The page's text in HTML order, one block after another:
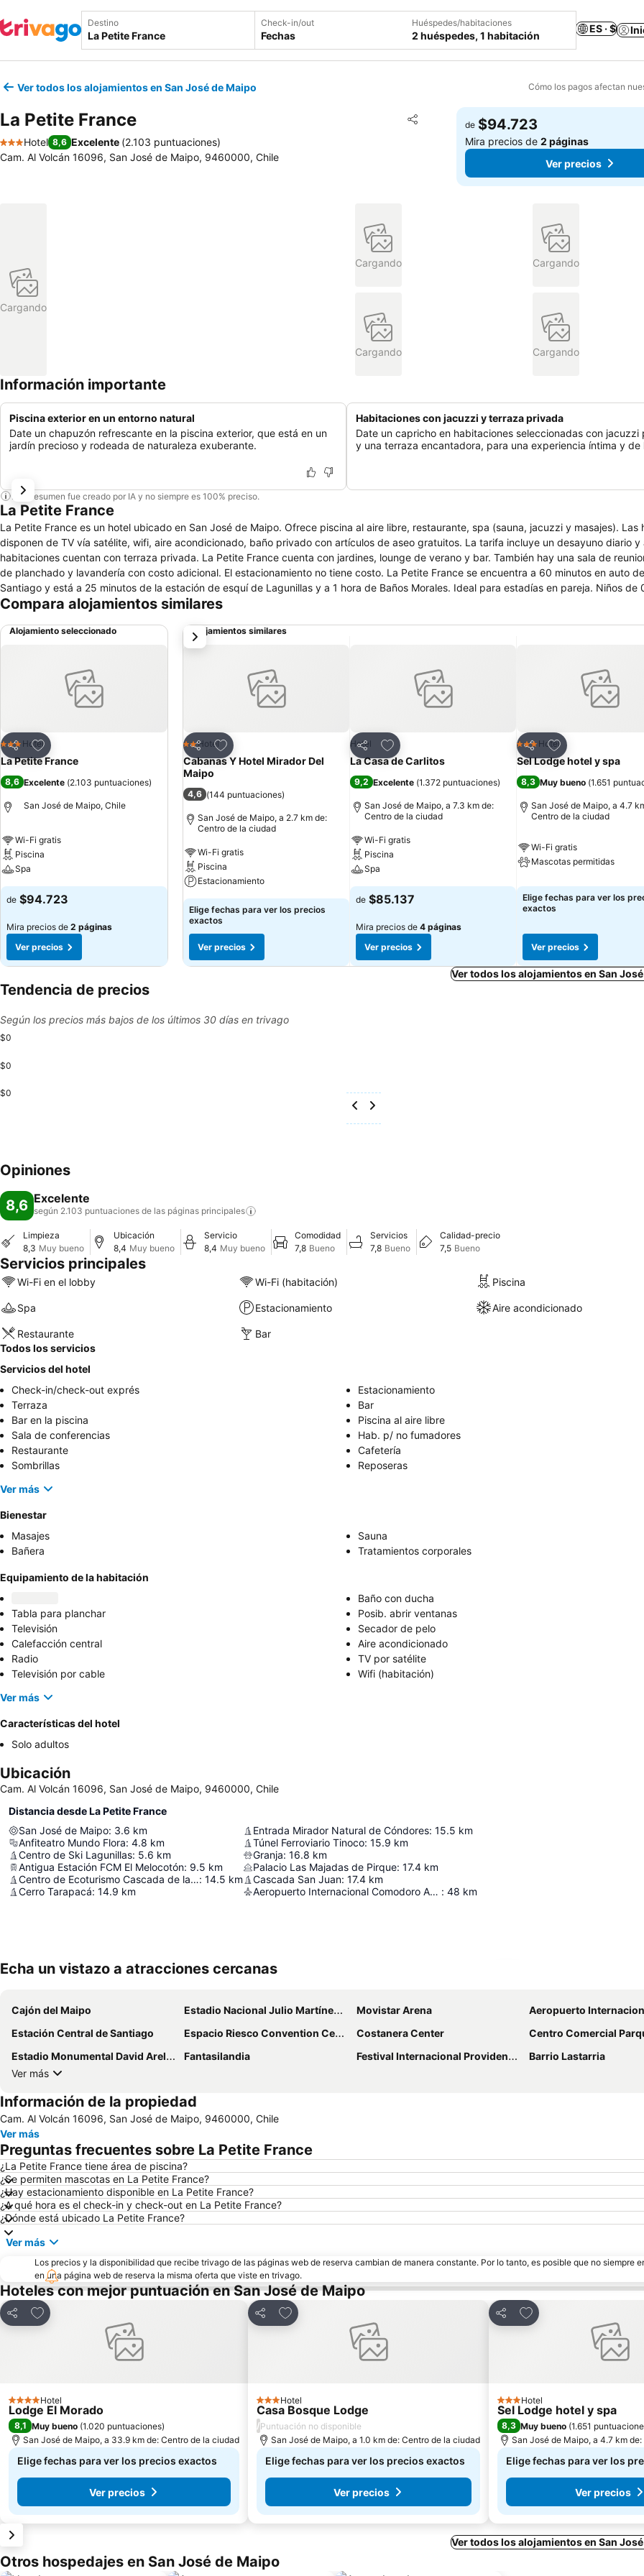
Destino Check-in/out
Fechas
Huéspedes/habitaciones
2 huéspedes, 1 habitación
ES · $
Ver todos los alojamientos en San José de Maipo Cómo los pagos afectan
La Petite France Compartir
Agregar a favoritos
3 Estrellas
Hotel 8,6 Excelente (2.103 puntuaciones)
Cam. Al Volcán 16096, San José de Maipo, 9460000, Chile
de $94.723
Mira precios de2 páginas
Ver precios
Cargando
Cargando Cargando
Cargando Cargando
Información importante
Piscina exterior en un entorno natural
Date un chapuzón refrescante en la piscina exterior, que está en un
jardín precioso y rodeada de naturaleza exuberante.
Habitaciones con jacuzzi y terraza privada
Date un capricho en habitaciones seleccionadas con jacuzzi
y una terraza encantadora, para una experiencia íntima y de
Este resumen fue creado por IA y no siempre es 100% preciso.
La Petite France
La Petite France es un hotel ubicado en San José de Maipo. Ofrece piscina al aire libre, restaurante, spa (sauna, jacuzzi y masajes). Las habitaciones
disponen de TV vía satélite, wifi, aire acondicionado, baño privado con artículos de aseo gratuitos. La tarifa incluye un desayuno diario y
habitaciones cuentan con terraza privada. La Petite France cuenta con jardines, lounge de verano y bar. También hay una sala de reuniones, servicio
de planchado y lavandería con costo adicional. El estacionamiento no tiene costo. La Petite France se encuentra a 60 minutos en auto del centro de
Santiago y está a 25 minutos de la estación de esquí de Lagunillas y a 1 hora de Baños Morales. Ideal para estadías
Compara alojamientos similares
Alojamiento seleccionado
Compartir
Agregar a favoritos
3 Estrellas
Hotel
La Petite France
8,6 Excelente (2.103 puntuaciones)
San José de Maipo, Chile
Wi-Fi gratis
Piscina
Spa
de $94.723
Mira precios de 2 páginas
Ver precios
Alojamientos similares
Compartir
Agregar a favoritos
2 Estrellas
Hotel
Cabanas Y Hotel Mirador Del
Maipo
4,6 (144 puntuaciones)
San José de Maipo, a 2.7 km de:
Centro de la ciudad
Wi-Fi gratis
Piscina
Estacionamiento
Elige fechas para ver los precios
exactos
Ver precios
Compartir
Agregar a favoritos
Hotel
La Casa de Carlitos
9,2 Excelente (1.372 puntuaciones)
San José de Maipo, a 7.3 km de:
Centro de la ciudad
Wi-Fi gratis
Piscina
Spa
de $85.137
Mira precios de 4 páginas
Ver precios
Compartir
Agregar a
3 Estrellas
Hotel
Sel Lodge hotel y spa
8,3 Muy bueno (1.651
San José de Maipo, a 4.7
Centro de la ciudad
Wi-Fi gratis
Mascotas permitidas
Elige fechas para ver los
exactos
Ver precios
siguiente
Ver todos los alojamientos en San
Tendencia de precios
Según los precios más bajos de los últimos 30 días en trivago
$0
$0
$0
Opiniones
8,6 Excelente
según 2.103 puntuaciones de las páginas principales
Limpieza
8,3 Muy bueno
Ubicación
8,4 Muy bueno
Servicio
8,4 Muy bueno
Comodidad
7,8 Bueno
Servicios
7,8 Bueno
Calidad-precio
7,5 Bueno
Servicios principales
Wi-Fi en el lobby Wi-Fi (habitación) Piscina
Spa Estacionamiento Aire acondicionado
Restaurante
Bar
Todos los servicios
Servicios del hotel
Check-in/check-out exprés
Estacionamiento
Terraza
Bar
Bar en la piscina
Piscina al aire libre
Sala de conferencias
Hab. p/ no fumadores
Restaurante
Cafetería
Sombrillas
Reposeras
Ver más
Bienestar
Masajes
Sauna
Bañera
Tratamientos corporales
Equipamiento de la habitación
Baño con ducha
Tabla para planchar
Posib. abrir ventanas
Televisión
Secador de pelo
Calefacción central
Aire acondicionado
Radio
TV por satélite
Televisión por cable
Wifi (habitación)
Ver más
Características del hotel
Solo adultos
Ubicación
Cam. Al Volcán 16096, San José de Maipo, 9460000, Chile
Distancia desde La Petite France
San José de Maipo: 3.6 km
Anfiteatro Mundo Flora: 4.8 km
Centro de Ski Lagunillas: 5.6 km
Antigua Estación FCM El Melocotón: 9.5 km
Centro de Ecoturismo Cascada de las Ánimas: 14.5 km
Cerro Tarapacá: 14.9 km
Entrada Mirador Natural de Cóndores: 15.5 km
Túnel Ferroviario Tinoco: 15.9 km
Granja: 16.8 km
Palacio Las Majadas de Pirque: 17.4 km
Cascada San Juan: 17.4 km
Aeropuerto Internacional Comodoro Arturo Merino Benítez : 48 km
Echa un vistazo a atracciones cercanas
Cajón del Maipo Estadio Nacional Julio Martínez Prádanos Movistar Arena
Aeropuerto Internacional Comodoro Arturo
Estación Central de Santiago
Espacio Riesco Convention Center Costanera Center
Centro Comercial
Estadio Monumental David Arellano
Fantasilandia Festival Internacional Providencia Jazz
Barrio Lastarria
Ver más
Información de la propiedad
Cam. Al Volcán 16096, San José de Maipo, 9460000, Chile
Ver más
Preguntas frecuentes sobre La Petite France
¿La Petite France tiene área de piscina?
¿Se permiten mascotas en La Petite France?
¿Hay estacionamiento disponible en La Petite France?
¿A qué hora es el check-in y check-out en La Petite France?
¿Dónde está ubicado La Petite France?
Ver más
Los precios y la disponibilidad que recibe trivago de las páginas web de reserva cambian de manera constante. Por lo tanto, es posible que no siempre
en una página web de reserva la misma oferta que viste en trivago.
Hoteles con mejor puntuación en San José de Maipo
Compartir
Agregar a favoritos
4 Estrellas
Hotel
Lodge El Morado
8,1 Muy bueno (1.020 puntuaciones)
San José de Maipo, a 33.9 km de: Centro de la ciudad
Elige fechas para ver los precios exactos
Ver precios
Compartir
Agregar a favoritos
3 Estrellas
Hotel
Casa Bosque Lodge
/Puntuación no disponible
San José de Maipo, a 1.0 km de: Centro de la ciudad
Elige fechas para ver los precios exactos
Ver precios
Compartir
Agregar a favoritos
3 Estrellas
Hotel
Sel Lodge hotel y spa
8,3 Muy bueno (1.651
San José de Maipo, a 4.7 km de:
Elige fechas para ver los
Ver precios
Ver todos los alojamientos en San
Otros hospedajes en San José de Maipo